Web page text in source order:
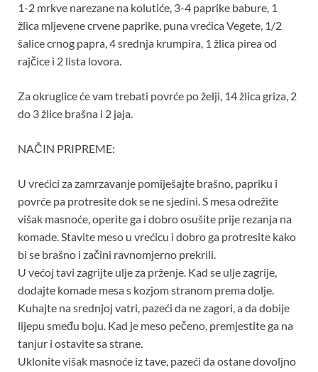
1-2 mrkve narezane na kolutiće, 3-4 paprike babure, 1
žlica mljevene crvene paprike, puna vrećica Vegete, 1/2
šalice crnog papra, 4 srednja krumpira, 1 žlica pirea od
rajčice i 2 lista lovora.
Za okruglice će vam trebati povrće po želji, 14 žlica griza, 2
do 3 žlice brašna i 2 jaja.
NAČIN PRIPREME:
U vrećici za zamrzavanje pomiješajte brašno, papriku i
povrće pa protresite dok se ne sjedini. S mesa odrežite
višak masnoće, operite ga i dobro osušite prije rezanja na
komade. Stavite meso u vrećicu i dobro ga protresite kako
bi se brašno i začini ravnomjerno prekrili.
U većoj tavi zagrijte ulje za prženje. Kad se ulje zagrije,
dodajte komade mesa s kozjom stranom prema dolje.
Kuhajte na srednjoj vatri, pazeći da ne zagori, a da dobije
lijepu smeđu boju. Kad je meso pečeno, premjestite ga na
tanjur i ostavite sa strane.
Uklonite višak masnoće iz tave, pazeći da ostane dovoljno